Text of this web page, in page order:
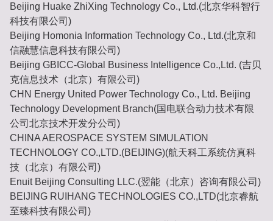
Beijing Huake ZhiXing Technology Co., Ltd.(北京华科智行
科技有限公司)
Beijing Homonia Information Technology Co., Ltd.(北京和
信融慧信息科技有限公司)
Beijing GBICC-Global Business Intelligence Co.,Ltd. (吉贝
克信息技术（北京）有限公司)
CHN Energy United Power Technology Co., Ltd. Beijing
Technology Development Branch(国电联合动力技术有限
公司北京技术开发分公司)
CHINA AEROSPACE SYSTEM SIMULATION
TECHNOLOGY CO.,LTD.(BEIJING)(航天科工系统仿真科
技（北京）有限公司)
Enuit Beijing Consulting LLC.(翌能（北京）咨询有限公司)
BEIJING RUIHANG TECHNOLOGIES CO.,LTD(北京睿航
至臻科技有限公司)